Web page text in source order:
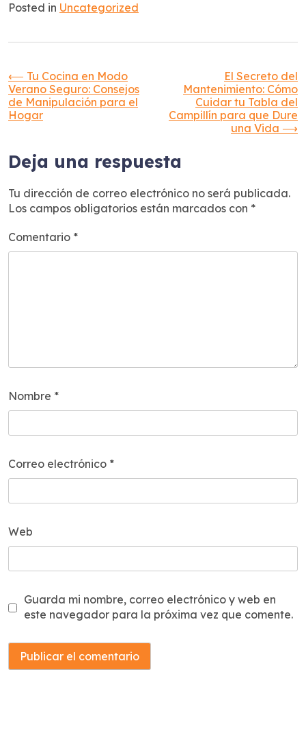
Posted in Uncategorized
Navegación
de
⟵ Tu Cocina en Modo
Verano Seguro: Consejos
de Manipulación para el
Hogar
El Secreto del
Mantenimiento: Cómo
Cuidar tu Tabla del
Campillín para que Dure
una Vida ⟶
Deja una respuesta
Tu dirección de correo electrónico no será publicada.
Los campos obligatorios están marcados con *
Comentario *
Nombre *
Correo electrónico *
Web
Guarda mi nombre, correo electrónico y web en
este navegador para la próxima vez que comente.